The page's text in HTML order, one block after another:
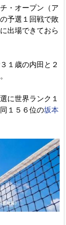
・オープン（ア
予選１回戦で敗
出場できておら
１歳の内田と２
に世界ランク１
１５６位の坂本